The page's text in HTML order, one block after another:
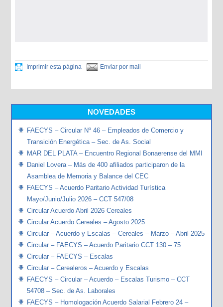
Imprimir esta página Enviar por mail
NOVEDADES
FAECYS – Circular Nº 46 – Empleados de Comercio y
Transición Energética – Sec. de As. Social
MAR DEL PLATA – Encuentro Regional Bonaerense del MMI
Daniel Lovera – Más de 400 afiliados participaron de la
Asamblea de Memoria y Balance del CEC
FAECYS – Acuerdo Paritario Actividad Turística
Mayo/Junio/Julio 2026 – CCT 547/08
Circular Acuerdo Abril 2026 Cereales
Circular Acuerdo Cereales – Agosto 2025
Circular – Acuerdo y Escalas – Cereales – Marzo – Abril 2025
Circular – FAECYS – Acuerdo Paritario CCT 130 – 75
Circular – FAECYS – Escalas
Circular – Cerealeros – Acuerdo y Escalas
FAECYS – Circular – Acuerdo – Escalas Turismo – CCT
54708 – Sec. de As. Laborales
FAECYS – Homologación Acuerdo Salarial Febrero 24 –